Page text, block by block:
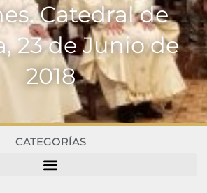
Catedral de
23 de Junio de
2018
CATEGORÍAS